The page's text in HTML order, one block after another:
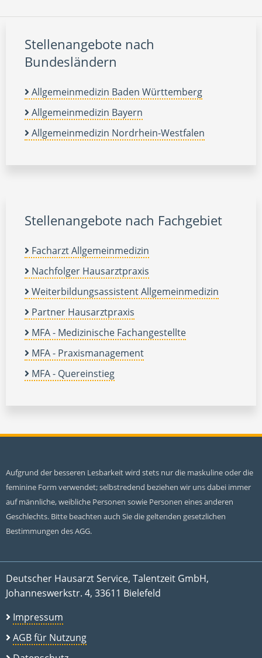
Stellenangebote nach
Bundesländern
Allgemeinmedizin Baden Württemberg
Allgemeinmedizin Bayern
Allgemeinmedizin Nordrhein-Westfalen
Stellenangebote nach Fachgebiet
Facharzt Allgemeinmedizin
Nachfolger Hausarztpraxis
Weiterbildungsassistent Allgemeinmedizin
Partner Hausarztpraxis
MFA - Medizinische Fachangestellte
MFA - Praxismanagement
MFA - Quereinstieg
Aufgrund der besseren Lesbarkeit wird stets nur die maskuline oder die
feminine Form verwendet; selbstredend beziehen wir uns dabei immer
auf männliche, weibliche Personen sowie Personen eines anderen
Geschlechts. Bitte beachten auch Sie die geltenden gesetzlichen
Bestimmungen des AGG.
Deutscher Hausarzt Service, Talentzeit GmbH,
Johanneswerkstr. 4, 33611 Bielefeld
Impressum
AGB für Nutzung